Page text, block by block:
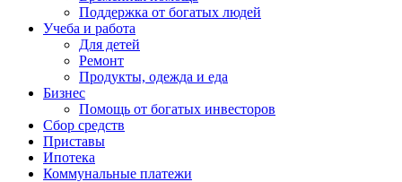
Поддержка от богатых людей
Учеба и работа
Для детей
Ремонт
Продукты, одежда и еда
Бизнес
Помощь от богатых инвесторов
Сбор средств
Приставы
Ипотека
Коммунальные платежи